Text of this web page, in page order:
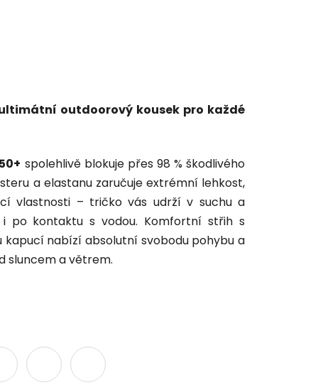
outdoorový kousek pro každé
spolehlivě blokuje přes 98 % škodlivého
a elastanu zaručuje extrémní lehkost,
vlastnosti – tričko vás udrží v suchu a
po kontaktu s vodou. Komfortní střih s
kapucí nabízí absolutní svobodu pohybu a
sluncem a větrem.